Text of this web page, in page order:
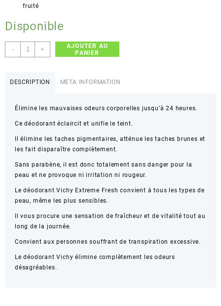
fruité
Disponible
-
quantité
de
Deodorant
+
AJOUTER AU
PANIER
DESCRIPTION META INFORMATION
Élimine les mauvaises odeurs corporelles jusqu’à 24 heures.
Ce déodorant éclaircit et unifie le teint.
Il élimine les taches pigmentaires, atténue les taches brunes et
les fait disparaître complètement.
Sans parabène, il est donc totalement sans danger pour la
peau et ne provoque ni irritation ni rougeur.
Le déodorant Vichy Extreme Fresh convient à tous les types de
peau, même les plus sensibles.
Il vous procure une sensation de fraîcheur et de vitalité tout au
long de la journée.
Convient aux personnes souffrant de transpiration excessive.
Le déodorant Vichy élimine complètement les odeurs
désagréables.